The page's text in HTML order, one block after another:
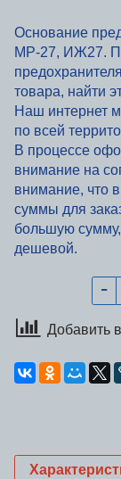
Основание
МР-27, ИЖ27.
товара, найти
Наш интернет
по всей
В процессе
внимание на
внимание, что
суммы для
большую сумму,
дешевой.
Добавить